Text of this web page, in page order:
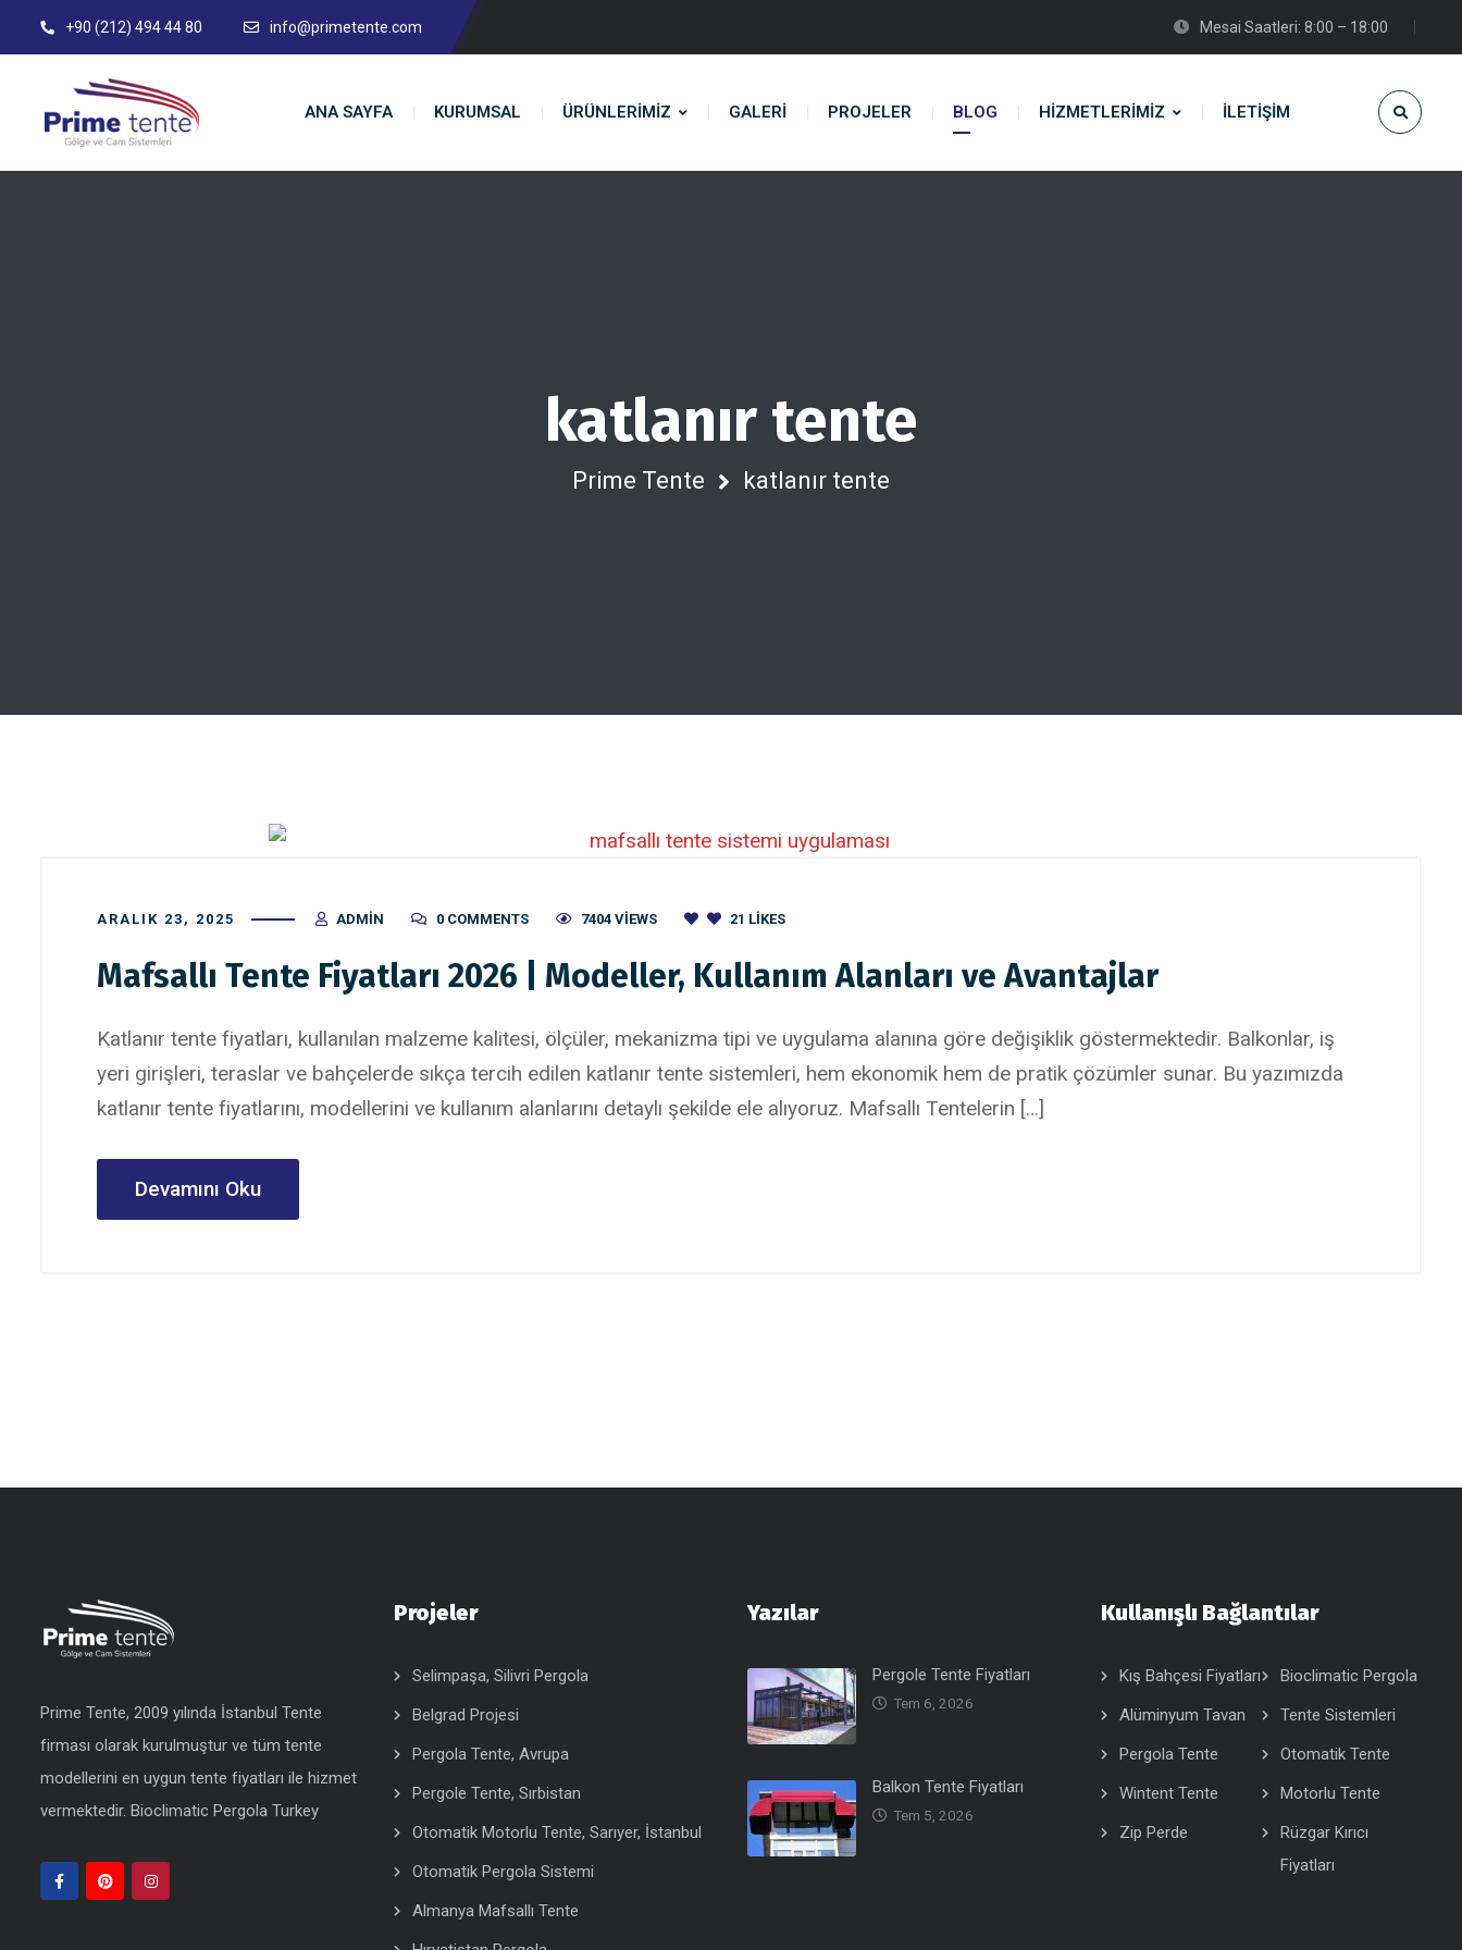
+90 (212) 494 44 80 info@primetente.com Mesai Saatleri: 8:00 – 18:00
ANA SAYFA KURUMSAL ÜRÜNLERIMIZ GALERİ PROJELER BLOG HIZMETLERIMIZ İLETIŞIM
katlanır tente
Prime Tente katlanır tente
ARALIK 23, 2025 ADMIN 0 COMMENTS 7404 VIEWS 21 LIKES
Mafsallı Tente Fiyatları 2026 | Modeller, Kullanım Alanları ve Avantajlar
Katlanır tente fiyatları, kullanılan malzeme kalitesi, ölçüler, mekanizma tipi ve uygulama alanına göre değişiklik göstermektedir. Balkonlar, iş
yeri girişleri, teraslar ve bahçelerde sıkça tercih edilen katlanır tente sistemleri, hem ekonomik hem de pratik çözümler sunar. Bu yazımızda
katlanır tente fiyatlarını, modellerini ve kullanım alanlarını detaylı şekilde ele alıyoruz. Mafsallı Tentelerin […]
Devamını Oku
Prime Tente, 2009 yılında İstanbul Tente
firması olarak kurulmuştur ve tüm tente
modellerini en uygun tente fiyatları ile hizmet
vermektedir. Bioclimatic Pergola Turkey
Projeler
Selimpaşa, Silivri Pergola
Belgrad Projesi
Pergola Tente, Avrupa
Pergole Tente, Sırbistan
Otomatik Motorlu Tente, Sarıyer, İstanbul
Otomatik Pergola Sistemi
Almanya Mafsallı Tente
Yazılar
Pergole Tente Fiyatları
Tem 6, 2026
Balkon Tente Fiyatları
Tem 5, 2026
Kullanışlı Bağlantılar
Kış Bahçesi Fiyatları
Bioclimatic Pergola
Alüminyum Tavan
Tente Sistemleri
Pergola Tente
Otomatik Tente
Wintent Tente
Motorlu Tente
Zip Perde
Rüzgar Kırıcı
Fiyatları